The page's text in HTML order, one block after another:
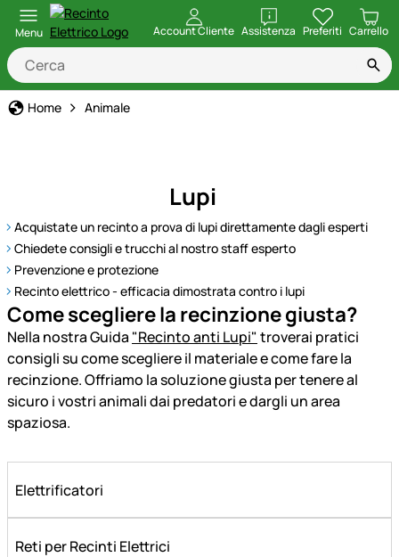
Menu Account Cliente Assistenza
apri Preferiti Carrello
Home Animale
Lupi
Acquistate un recinto a prova di lupi direttamente dagli esperti
Chiedete consigli e trucchi al nostro staff esperto
Prevenzione e protezione
Recinto elettrico - efficacia dimostrata contro i lupi
Come scegliere la recinzione giusta?
Nella nostra Guida "Recinto anti Lupi" troverai pratici
consigli su come scegliere il materiale e come fare la
recinzione. Offriamo la soluzione giusta per tenere al
sicuro i vostri animali dai predatori e dargli un area
spaziosa.
Elettrificatori
Reti per Recinti Elettrici